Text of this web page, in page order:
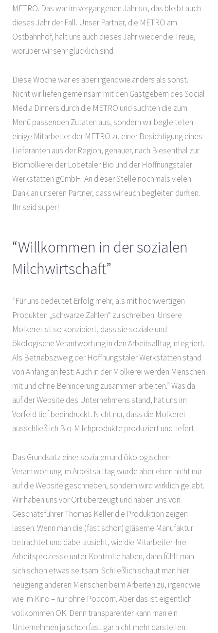
METRO. Das war im vergangenen Jahr so, das bleibt auch
dieses Jahr der Fall. Unser Partner, die METRO am
Ostbahnhof, hält uns auch dieses Jahr wieder die Treue,
worüber wir sehr glücklich sind.
Diese Woche war es aber irgendwie anders als sonst.
Nicht wir liefen gemeinsam mit den Gastgebern des Social
Media Dinners durch die METRO und suchten die zum
Menü passenden Zutaten aus, sondern wir begleiteten
einige Mitarbeiter der METRO zu einer Besichtigung eines
Lieferanten aus der Region, genauer, nach Biesenthal zur
Biomolkerei der Lobetaler Bio und der Hoffnungstaler
Werkstätten gGmbH. An dieser Stelle nochmals vielen
Dank an unseren Partner, dass wir euch begleiten durften.
Ihr seid super!
“Willkommen in der sozialen
Milchwirtschaft”
“Für uns bedeutet Erfolg mehr, als mit hochwertigen
Produkten „schwarze Zahlen“ zu schreiben. Unsere
Molkerei ist so konzipiert, dass sie soziale und
ökologische Verantwortung in den Arbeitsalltag integriert.
Als Betriebszweig der Hoffnungstaler Werkstätten stand
von Anfang an fest: Auch in der Molkerei werden Menschen
mit und ohne Behinderung zusammen arbeiten.” Was da
auf der Website des Unternehmens stand, hat uns im
Vorfeld tief beeindruckt. Nicht nur, dass die Molkerei
ausschließlich Bio-Milchprodukte produziert und liefert.
Das Grundsatz einer sozialen und ökologischen
Verantwortung im Arbeitsalltag wurde aber eben nicht nur
auf die Website geschrieben, sondern wird wirklich gelebt.
Wir haben uns vor Ort überzeugt und haben uns von
Geschätsführer Thomas Keller die Produktion zeigen
lassen. Wenn man die (fast schon) gläserne Manufaktur
betrachtet und dabei zusieht, wie die Mitarbeiter ihre
Arbeitsprozesse unter Kontrolle haben, dann fühlt man
sich schon etwas seltsam. Schließlich schaut man hier
neugierig anderen Menschen beim Arbeiten zu, irgendwie
wie im Kino – nur ohne Popcorn. Aber das ist eigentlich
vollkommen OK. Denn transparenter kann man ein
Unternehmen ja schon fast gar nicht mehr darstellen.